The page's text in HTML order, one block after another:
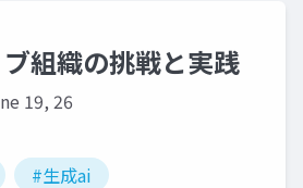
組織の挑戦と実践
19, 26
#生成ai